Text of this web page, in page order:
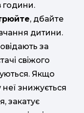
години.
, дбайте
дитини.
за
свіжого
Якщо
неї знижується
закатує